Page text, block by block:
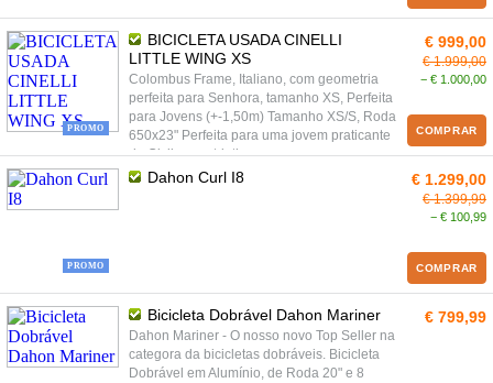
PROMO
BICICLETA USADA CINELLI
LITTLE WING XS
Colombus Frame, Italiano, com geometria
perfeita para Senhora, tamanho XS, Perfeita
para Jovens (+-1,50m) Tamanho XS/S, Roda
650x23" Perfeita para uma jovem praticante
de Ciclismo e triatlo
€ 999,00
€ 1.999,00
− € 1.000,00
COMPRAR
PROMO
Dahon Curl I8 € 1.299,00
€ 1.399,99
− € 100,99
COMPRAR
Bicicleta Dobrável Dahon Mariner
Dahon Mariner - O nosso novo Top Seller na
categora da bicicletas dobráveis. Bicicleta
Dobrável em Alumínio, de Roda 20" e 8
€ 799,99